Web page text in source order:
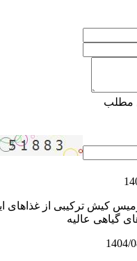
مطلب
کیش ترکیبی از غذاهای
گیاهی عالیه
1404/